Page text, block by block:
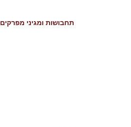
תחבושות ומגיני מפרקים